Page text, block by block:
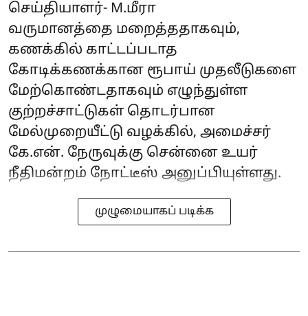
செய்தியாளர்- M.மீரா
வருமானத்தை மறைத்ததாகவும்,
கணக்கில் காட்டப்படாத
கோடிக்கணக்கான ரூபாய் முதலீடுகளை
மேற்கொண்டதாகவும் எழுந்துள்ள
குற்றச்சாட்டுகள் தொடர்பான
மேல்முறையீட்டு வழக்கில், அமைச்சர்
கே.என். நேருவுக்கு சென்னை உயர்
நீதிமன்றம் நோட்டீஸ் அனுப்பியுள்ளது.
முழுமையாகப் படிக்க